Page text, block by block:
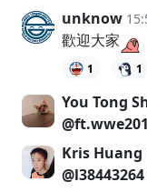
unknow
歡迎大家
1 1
You Tong
Kris Huang
@l38443264